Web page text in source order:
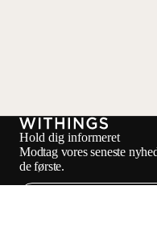
Hold dig informeret
Modtag vores seneste
de første.